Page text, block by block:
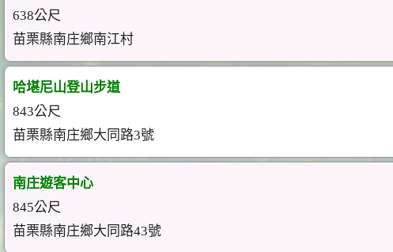
638公尺
苗栗縣南庄鄉南江村
哈堪尼山登山步道
843公尺
苗栗縣南庄鄉大同路3號
南庄遊客中心
845公尺
苗栗縣南庄鄉大同路43號